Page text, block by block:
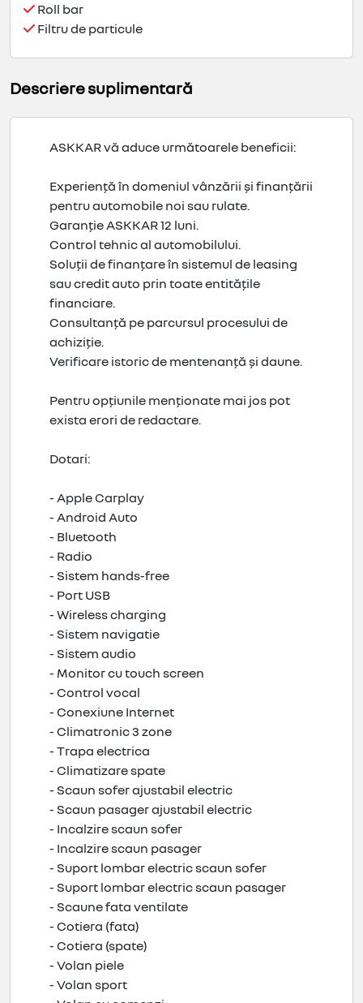
Roll bar
Filtru de particule
Descriere suplimentară
ASKKAR vă aduce următoarele beneficii:
Experiență în domeniul vânzării și finanțării
pentru automobile noi sau rulate.
Garanție ASKKAR 12 luni.
Control tehnic al automobilului.
Soluții de finanțare în sistemul de leasing
sau credit auto prin toate entitățile
financiare.
Consultanță pe parcursul procesului de
achiziție.
Verificare istoric de mentenanță și daune.
Pentru opțiunile menționate mai jos pot
exista erori de redactare.
Dotari:
- Apple Carplay
- Android Auto
- Bluetooth
- Radio
- Sistem hands-free
- Port USB
- Wireless charging
- Sistem navigatie
- Sistem audio
- Monitor cu touch screen
- Control vocal
- Conexiune Internet
- Climatronic 3 zone
- Trapa electrica
- Climatizare spate
- Scaun sofer ajustabil electric
- Scaun pasager ajustabil electric
- Incalzire scaun sofer
- Incalzire scaun pasager
- Suport lombar electric scaun sofer
- Suport lombar electric scaun pasager
- Scaune fata ventilate
- Cotiera (fata)
- Cotiera (spate)
- Volan piele
- Volan sport